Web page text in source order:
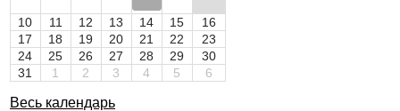
10 11 12 13 14 15
16
17
18 19 20 21 22
23
24
25 26 27 28 29
30
31
1 2 3 4 5 6
Весь календарь